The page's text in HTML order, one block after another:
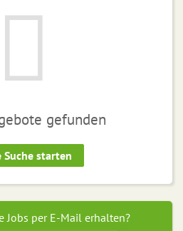
gefunden
Suche starten
Jobs per E-Mail erhalten?